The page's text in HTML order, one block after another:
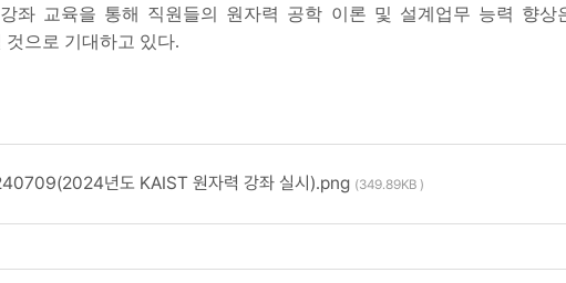
좌 교육을 통해 직원들의 원자력 공학 이론 및 설계업무 능력 향상
으로 기대하고 있다.
년도 KAIST 원자력 강좌 실시).png (349.89KB )